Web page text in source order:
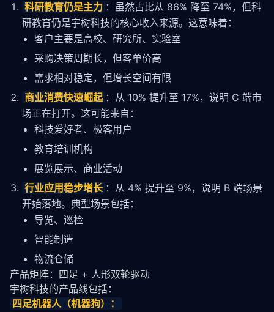
科研教育仍是主力 ：虽然占比从 86% 降至 74%，但科
研教育仍是宇树科技的核心收入来源。这意味着：
客户主要是高校、研究所、实验室
采购决策周期长，但客单价高
需求相对稳定，但增长空间有限
商业消费快速崛起 ：从 10% 提升至 17%，说明 C 端市
场正在打开。这可能来自：
科技爱好者、极客用户
教育培训机构
展览展示、商业活动
行业应用稳步增长 ：从 4% 提升至 9%，说明 B 端场景
开始落地。典型场景包括：
导览、巡检
智能制造
物流仓储
产品矩阵：四足 + 人形双轮驱动
宇树科技的产品线包括：
四足机器人（机器狗）：